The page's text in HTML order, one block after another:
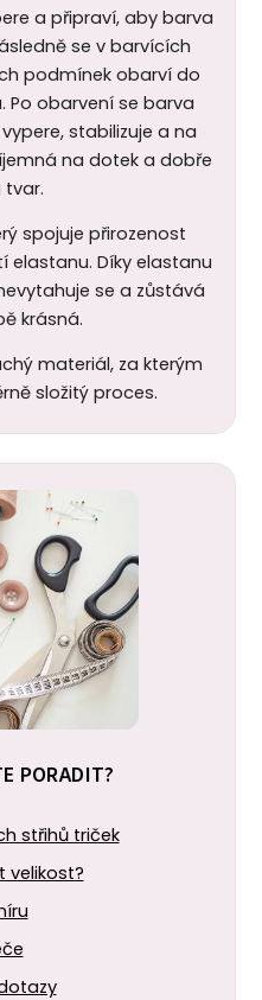
a připraví, aby barva
se v barvících
podmínek obarví do
obarvení se barva
stabilizuje a na
na dotek a dobře
tvar.
spojuje přirozenost
elastanu. Díky elastanu
se a zůstává
krásná.
materiál, za kterým
složitý proces.
PORADIT?
střihů triček
velikost?